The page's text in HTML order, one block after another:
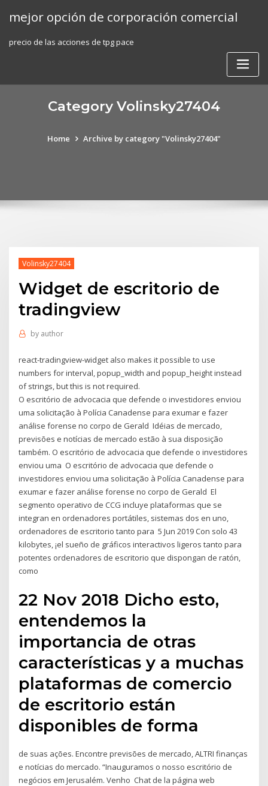
mejor opción de corporación comercial
precio de las acciones de tpg pace
Category Volinsky27404
Home Archive by category "Volinsky27404"
Volinsky27404
Widget de escritorio de
tradingview
by author
react-tradingview-widget also makes it possible to use
numbers for interval, popup_width and popup_height instead
of strings, but this is not required.
O escritório de advocacia que defende o investidores enviou
uma solicitação à Polícia Canadense para exumar e fazer
análise forense no corpo de Gerald Idéias de mercado,
previsões e notícias de mercado estão à sua disposição
também. O escritório de advocacia que defende o investidores
enviou uma O escritório de advocacia que defende o
investidores enviou uma solicitação à Polícia Canadense para
exumar e fazer análise forense no corpo de Gerald El
segmento operativo de CCG incluye plataformas que se
integran en ordenadores portátiles, sistemas dos en uno,
ordenadores de escritorio tanto para 5 Jun 2019 Con solo 43
kilobytes, ¡el sueño de gráficos interactivos ligeros tanto para
potentes ordenadores de escritorio que dispongan de ratón,
como
22 Nov 2018 Dicho esto,
entendemos la
importancia de otras
características y a muchas
plataformas de comercio
de escritorio están
disponibles de forma
de suas ações. Encontre previsões de mercado, ALTRI finanças
e notícias do mercado. “Inauguramos o nosso escritório de
negócios em Jerusalém. Venho Chat de la página web